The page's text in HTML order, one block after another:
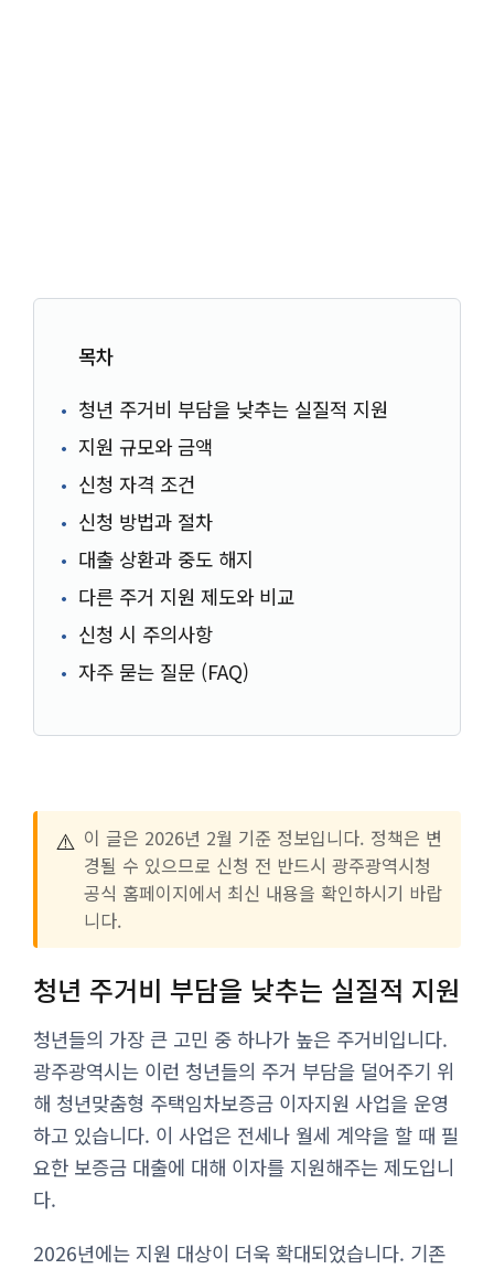
목차
청년 주거비 부담을 낮추는 실질적 지원
지원 규모와 금액
신청 자격 조건
신청 방법과 절차
대출 상환과 중도 해지
다른 주거 지원 제도와 비교
신청 시 주의사항
자주 묻는 질문 (FAQ)
⚠️ 이 글은 2026년 2월 기준 정보입니다. 정책은 변
경될 수 있으므로 신청 전 반드시 광주광역시청
공식 홈페이지에서 최신 내용을 확인하시기 바랍
니다.
청년 주거비 부담을 낮추는 실질적 지원
청년들의 가장 큰 고민 중 하나가 높은 주거비입니다.
광주광역시는 이런 청년들의 주거 부담을 덜어주기 위
해 청년맞춤형 주택임차보증금 이자지원 사업을 운영
하고 있습니다. 이 사업은 전세나 월세 계약을 할 때 필
요한 보증금 대출에 대해 이자를 지원해주는 제도입니
다.
2026년에는 지원 대상이 더욱 확대되었습니다. 기존